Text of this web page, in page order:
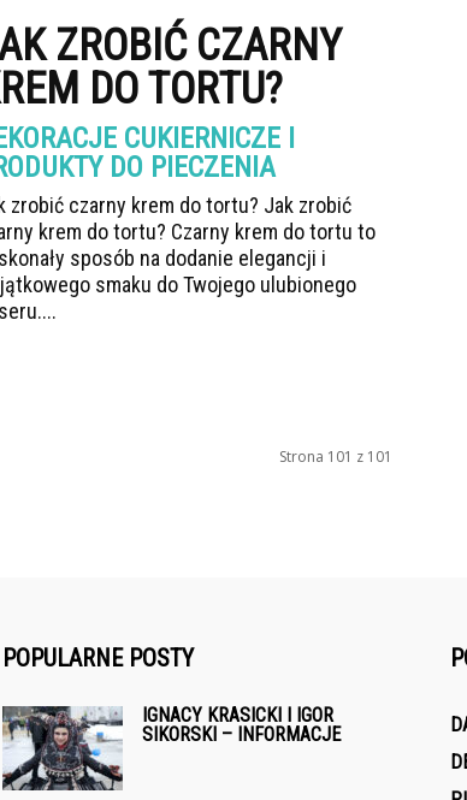
ZROBIĆ CZARNY
DO TORTU?
CUKIERNICZE I
DO PIECZENIA
zrobić czarny krem do tortu? Jak zrobić
krem do tortu? Czarny krem do tortu to
sposób na dodanie elegancji i
smaku do Twojego ulubionego
Strona 101 z 101
POPULARNE POSTY
IGNACY KRASICKI I IGOR
SIKORSKI – INFORMACJE